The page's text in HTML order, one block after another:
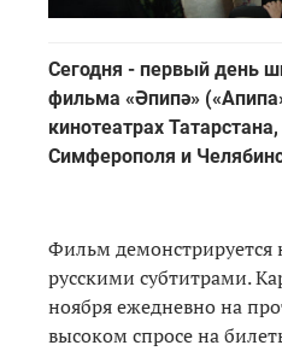
Сегодня - первый день
фильма «Әпипә»
кинотеатрах
Симферополя и
Фильм демонстрируется
русскими субтитрами.
ноября ежедневно на
высоком спросе на